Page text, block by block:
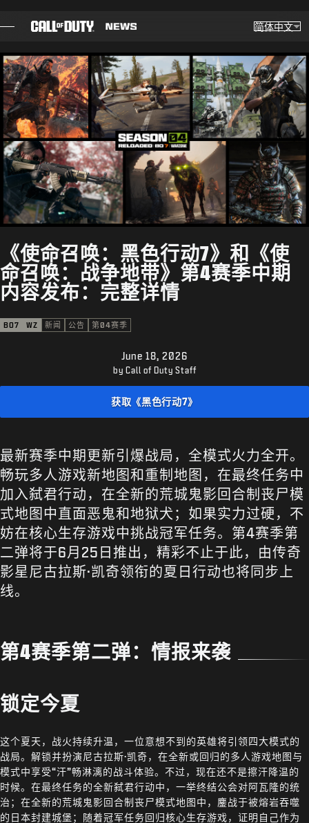
博客
指南
补丁说明
游戏
商店
电竞
Choose
简体中文
《使命召唤：黑色行动7》和《使
命召唤：战争地带》第4赛季中期
内容发布：完整详情
BO7 WZ 新闻 公告 第04赛季
June 18, 2026
by Call of Duty Staff
获取《黑色行动7》
最新赛季中期更新引爆战局，全模式火力全开。
畅玩多人游戏新地图和重制地图，在最终任务中
加入弑君行动，在全新的荒城鬼影回合制丧尸模
式地图中直面恶鬼和地狱犬；如果实力过硬，不
妨在核心生存游戏中挑战冠军任务。第4赛季第
二弹将于6月25日推出，精彩不止于此，由传奇
影星尼古拉斯·凯奇领衔的夏日行动也将同步上
线。
第4赛季第二弹：情报来袭
锁定今夏
这个夏天，战火持续升温，一位意想不到的英雄将引领四大模式的
战局。解锁并扮演尼古拉斯·凯奇，在全新或回归的多人游戏地图与
模式中享受“汗”畅淋漓的战斗体验。不过，现在还不是擦汗降温的
时候。在最终任务的全新弑君行动中，一举终结公会对阿瓦隆的统
治；在全新的荒城鬼影回合制丧尸模式地图中，鏖战于被熔岩吞噬
的日本封建城堡；随着冠军任务回归核心生存游戏，证明自己作为